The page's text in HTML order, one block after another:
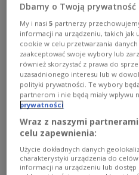
Dbamy o Twoją prywatność
My i nasi5 partnerzy
informacji na urządzeniu, takich jak
cookie w celu przetwarzania
zaakceptować swoje wybory lub
również skorzystać z prawa do
uzasadnionego interesu lub w
polityki prywatności. Te wybory
partnerom i nie będą miały wpływu
prywatności
Wraz z naszymi
celu zapewnienia:
Użycie dokładnych danych
charakterystyki urządzenia do
informacji na urządzeniu lub